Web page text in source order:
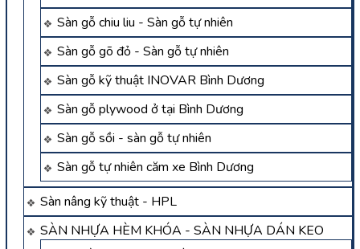
Sàn gỗ chiu liu - Sàn gỗ tự nhiên
Sàn gỗ gõ đỏ - Sàn gỗ tự nhiên
Sàn gỗ kỹ thuật INOVAR Bình Dương
Sàn gỗ plywood ở tại Bình Dương
Sàn gỗ sồi - sàn gỗ tự nhiên
Sàn gỗ tự nhiên căm xe Bình Dương
Sàn nâng kỹ thuật - HPL
SÀN NHỰA HÈM KHÓA - SÀN NHỰA DÁN KEO